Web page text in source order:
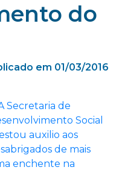
do
em 01/03/2016